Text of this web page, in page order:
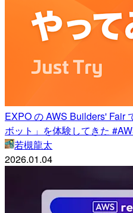
EXPO の AWS Builders' Fair
ボット」を体験してきた
若槻龍太
2026.01.04